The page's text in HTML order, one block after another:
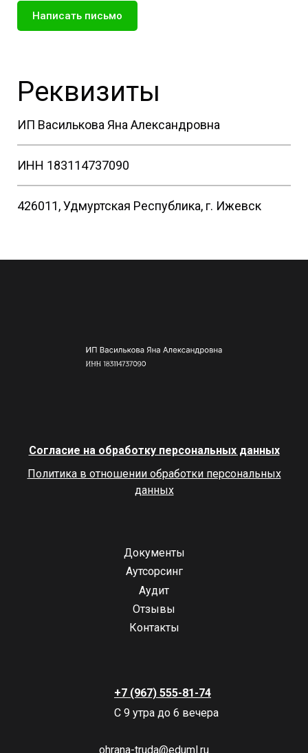
Написать письмо
Реквизиты
ИП Василькова Яна Александровна
ИНН 183114737090
426011, Удмуртская Республика, г. Ижевск
Согласие на обработку персональных данных
Политика в отношении обработки персональных
данных
Документы
Аутсорсинг
Аудит
Отзывы
Контакты
+7 (967) 555-81-74
С 9 утра до 6 вечера
ohrana-truda@eduml.ru